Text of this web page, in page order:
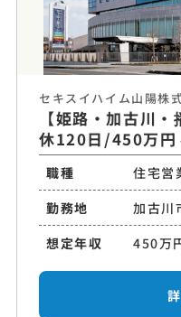
セキスイハイム山陽株
【姫路・加古川
休120日/450万円
職種
住宅営
勤務地
加古川
想定年収
450万